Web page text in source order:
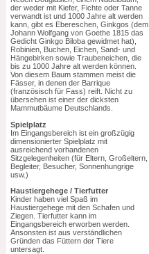
der weder mit Kiefer, Fichte oder Tanne
verwandt ist und 1000 Jahre alt werden
kann, gibt es Ebereschen, Ginkgos (dem
Johann Wolfgang von Goethe 1815 das
Gedicht Ginkgo Biloba gewidmet hat),
Robinien, Buchen, Eichen, Sand- und
Hängebirken sowie Traubeneichen, die
bis zu 1000 Jahre alt werden können.
Von diesem Baum stammen meist die
Fässer, in denen der Barrique
(französisch für Fass) reift. Nicht zu
übersehen ist einer der dicksten
Mammutbäume Deutschlands.
Spielplatz
Im Eingangsbereich ist ein großzügig
dimensionierter Spielplatz mit
ausreichend vorhandenen
Sitzgelegenheiten (für Eltern, Großeltern,
Begleiter, Besucher, Sonnenhungrige
usw.)
Haustiergehege / Tierfutter
Kinder haben viel Spaß im
Haustiergehege mit den Schafen und
Ziegen. Tierfutter kann im
Eingangsbereich erworben werden.
Ansonsten ist aus verständlichen
Gründen das Füttern der Tiere
untersagt.